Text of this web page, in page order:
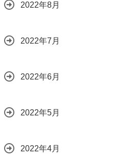
2022年8月
2022年7月
2022年6月
2022年5月
2022年4月